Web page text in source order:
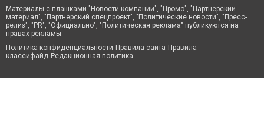
Материалы с плашками "Новости компаний", "Промо", "Партнерский
материал", "Партнерский спецпроект", "Политические новости", "Пресс-
релиз", "PR", "Официально", "Политическая реклама" публикуются на
правах рекламы.
Политика конфиденциальности Правила сайта Правила
классифайд Редакционная политика